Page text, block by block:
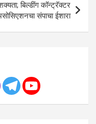
बिल्डींग कॉन्ट्रॅक्टर
संपाचा ईशारा